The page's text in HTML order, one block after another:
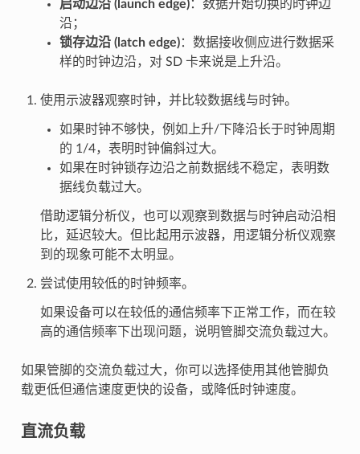
启动边沿 (launch edge)：数据开始切换的时钟边
沿；
锁存边沿 (latch edge)：数据接收侧应进行数据采
样的时钟边沿，对 SD 卡来说是上升沿。
使用示波器观察时钟，并比较数据线与时钟。
如果时钟不够快，例如上升/下降沿长于时钟周期
的 1/4，表明时钟偏斜过大。
如果在时钟锁存边沿之前数据线不稳定，表明数
据线负载过大。
借助逻辑分析仪，也可以观察到数据与时钟启动沿相
比，延迟较大。但比起用示波器，用逻辑分析仪观察
到的现象可能不太明显。
尝试使用较低的时钟频率。
如果设备可以在较低的通信频率下正常工作，而在较
高的通信频率下出现问题，说明管脚交流负载过大。
如果管脚的交流负载过大，你可以选择使用其他管脚负
载更低但通信速度更快的设备，或降低时钟速度。
直流负载